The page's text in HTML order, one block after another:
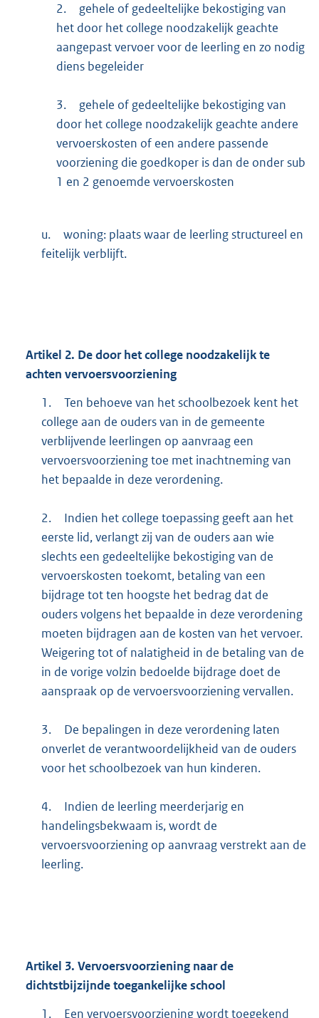
2.
gehele of gedeeltelijke bekostiging van
het door het college noodzakelijk geachte
aangepast vervoer voor de leerling en zo nodig
diens begeleider
3.
gehele of gedeeltelijke bekostiging van
door het college noodzakelijk geachte andere
vervoerskosten of een andere passende
voorziening die goedkoper is dan de onder sub
1 en 2 genoemde vervoerskosten
u.
woning: plaats waar de leerling structureel en
feitelijk verblijft.
Artikel 2. De door het college noodzakelijk te
achten vervoersvoorziening
1.
Ten behoeve van het schoolbezoek kent het
college aan de ouders van in de gemeente
verblijvende leerlingen op aanvraag een
vervoersvoorziening toe met inachtneming van
het bepaalde in deze verordening.
2.
Indien het college toepassing geeft aan het
eerste lid, verlangt zij van de ouders aan wie
slechts een gedeeltelijke bekostiging van de
vervoerskosten toekomt, betaling van een
bijdrage tot ten hoogste het bedrag dat de
ouders volgens het bepaalde in deze verordening
moeten bijdragen aan de kosten van het vervoer.
Weigering tot of nalatigheid in de betaling van de
in de vorige volzin bedoelde bijdrage doet de
aanspraak op de vervoersvoorziening vervallen.
3.
De bepalingen in deze verordening laten
onverlet de verantwoordelijkheid van de ouders
voor het schoolbezoek van hun kinderen.
4.
Indien de leerling meerderjarig en
handelingsbekwaam is, wordt de
vervoersvoorziening op aanvraag verstrekt aan de
leerling.
Artikel 3. Vervoersvoorziening naar de
dichtstbijzijnde toegankelijke school
1.
Een vervoersvoorziening wordt toegekend